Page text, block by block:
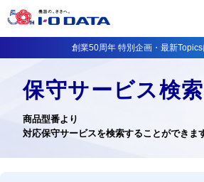
創業50周年 特別企画・最新Topics
保守サービス検索
商品型番より
対応保守サービスを検索することができま